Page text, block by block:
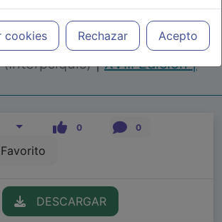
siendo responsabilidad de los
prescribir medicamentos y decidir, en
el tratamiento más adecuado a las
cookies Rechazar Acepto
Artículos |Congreso Virtual
de Psiquiatría, Psicología y
(Interpsiquis)|XVIII Edición |
0 0
DESCARGAR